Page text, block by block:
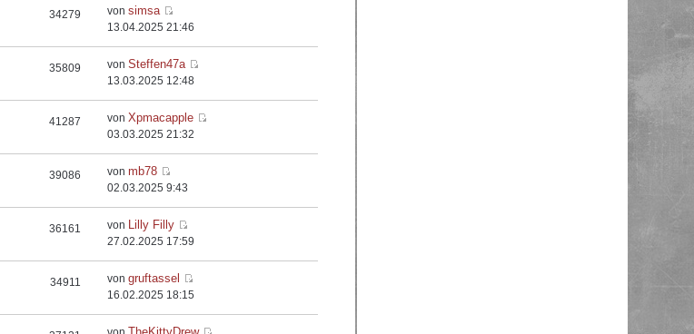
34279 vonsimsa
13.04.2025 21:46
35809 vonSteffen47a
13.03.2025 12:48
41287 vonXpmacapple
03.03.2025 21:32
39086 vonmb78
02.03.2025 9:43
36161 von Lilly Filly
27.02.2025 17:59
34911 vongruftassel
16.02.2025 18:15